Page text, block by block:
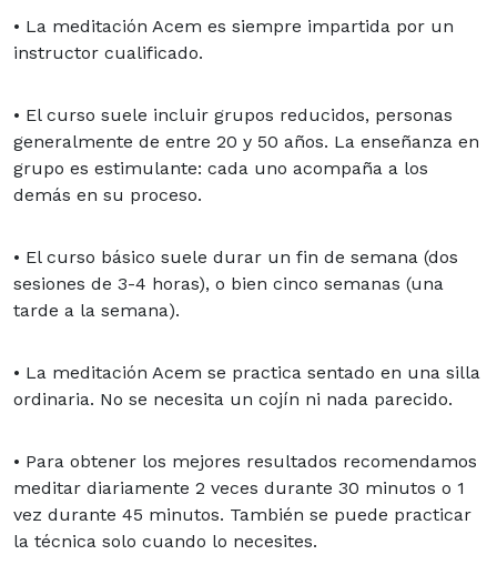
• La meditación Acem es siempre impartida por un
instructor cualificado.
• El curso suele incluir grupos reducidos, personas
generalmente de entre 20 y 50 años. La enseñanza en
grupo es estimulante: cada uno acompaña a los
demás en su proceso.
• El curso básico suele durar un fin de semana (dos
sesiones de 3-4 horas), o bien cinco semanas (una
tarde a la semana).
• La meditación Acem se practica sentado en una silla
ordinaria. No se necesita un cojín ni nada parecido.
• Para obtener los mejores resultados recomendamos
meditar diariamente 2 veces durante 30 minutos o 1
vez durante 45 minutos. También se puede practicar
la técnica solo cuando lo necesites.